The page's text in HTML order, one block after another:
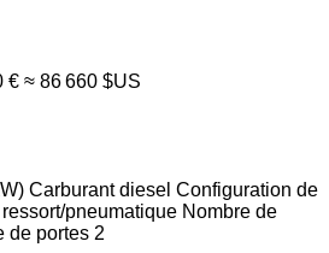
€ ≈ 86 660 $US
Carburant diesel Configuration de
ressort/pneumatique Nombre de
de portes 2